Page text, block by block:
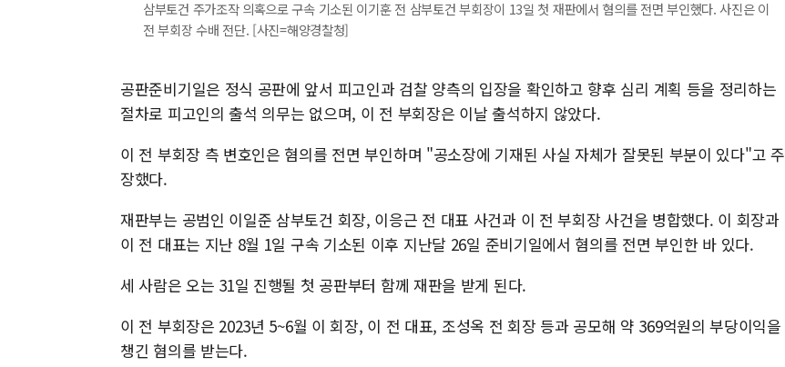
삼부토건 주가조작 의혹으로 구속 기소된 이기훈 전 삼부토건 부회장이 13일 첫 재판에서 혐의를 전면 부인했다. 사진은 이
전 부회장 수배 전단. [사진=해양경찰청]
공판준비기일은 정식 공판에 앞서 피고인과 검찰 양측의 입장을 확인하고 향후 심리 계획 등을 정리하는
절차로 피고인의 출석 의무는 없으며, 이 전 부회장은 이날 출석하지 않았다.
이 전 부회장 측 변호인은 혐의를 전면 부인하며 "공소장에 기재된 사실 자체가 잘못된 부분이 있다"고 주
장했다.
재판부는 공범인 이일준 삼부토건 회장, 이응근 전 대표 사건과 이 전 부회장 사건을 병합했다. 이 회장과
이 전 대표는 지난 8월 1일 구속 기소된 이후 지난달 26일 준비기일에서 혐의를 전면 부인한 바 있다.
세 사람은 오는 31일 진행될 첫 공판부터 함께 재판을 받게 된다.
이 전 부회장은 2023년 5~6월 이 회장, 이 전 대표, 조성옥 전 회장 등과 공모해 약 369억원의 부당이익을
챙긴 혐의를 받는다.